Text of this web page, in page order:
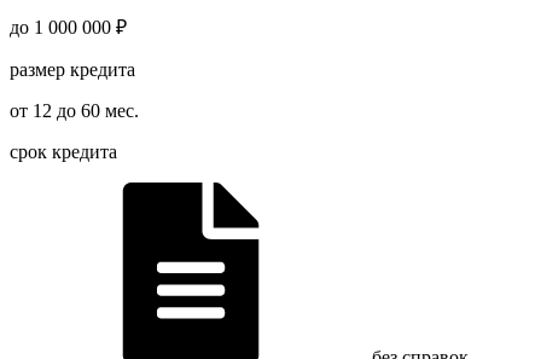
до 1 000 000 ₽
размер кредита
от 12 до 60 мес.
срок кредита